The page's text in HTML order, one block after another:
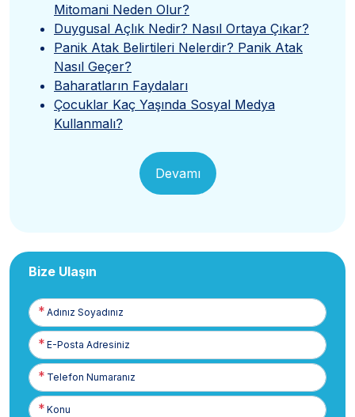
Mitomani Neden Olur?
Duygusal Açlık Nedir? Nasıl Ortaya Çıkar?
Panik Atak Belirtileri Nelerdir? Panik Atak
Nasıl Geçer?
Baharatların Faydaları
Çocuklar Kaç Yaşında Sosyal Medya
Kullanmalı?
Devamı
Bize Ulaşın
Adınız
Soyadınız
E-
Posta
Telefon
Numaranız